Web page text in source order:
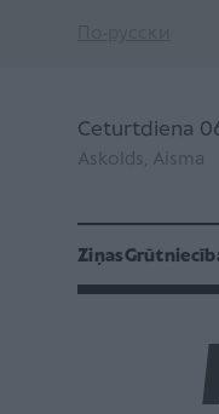
Ceturtdiena
Askolds, Aisma
Ziņas